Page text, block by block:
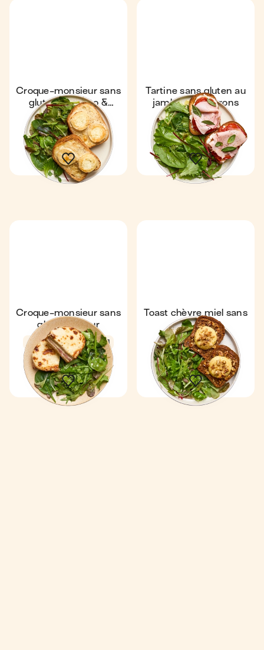
Croque-monsieur sans
gluten au pesto &
chèvre
18 min 1
Tartine sans gluten au
jambon & poivrons
Express
4,8
14 min
1
Croque-monsieur sans
gluten au four
4,7 21 min 1
Toast chèvre miel sans
gluten
Express
4,9
13 min
1